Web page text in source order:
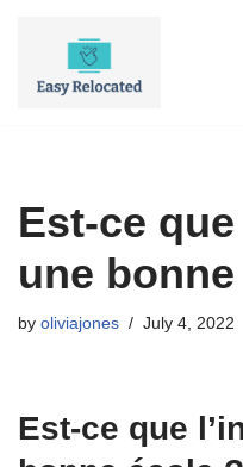
Est-ce
une
by oliviajones July 4, 2022
Est-ce que